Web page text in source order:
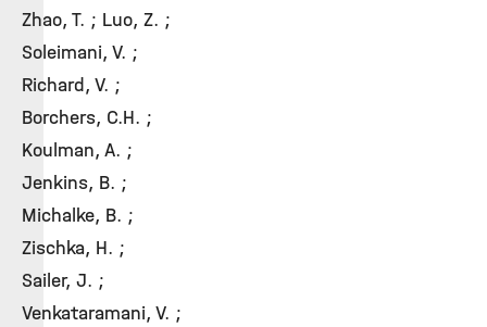
Zhao, T. ; Luo, Z. ;
Soleimani, V. ;
Richard, V. ;
Borchers, C.H. ;
Koulman, A. ;
Jenkins, B. ;
Michalke, B. ;
Zischka, H. ;
Sailer, J. ;
Venkataramani, V. ;